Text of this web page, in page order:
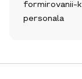
formirovanii-
personala